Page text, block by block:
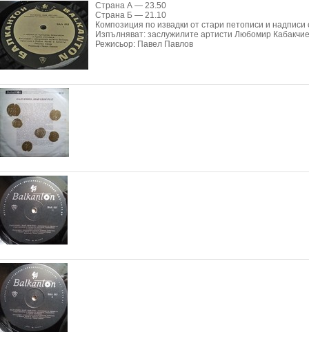
Страна А — 23.50
Страна Б — 21.10
Композиция по извадки от стари петописи и надписи
Изпълняват: заслужилите артисти Любомир
Режисьор: Павел Павлов